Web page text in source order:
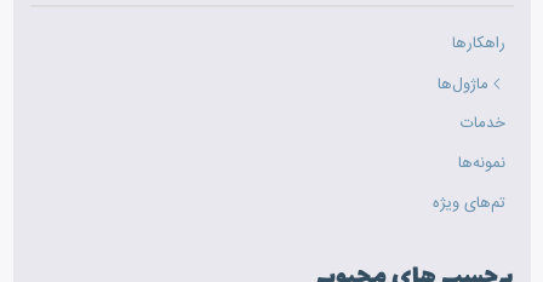
راهکارها
ماژول‌ها
خدمات
نمونه‌ها
تم‌های ویژه